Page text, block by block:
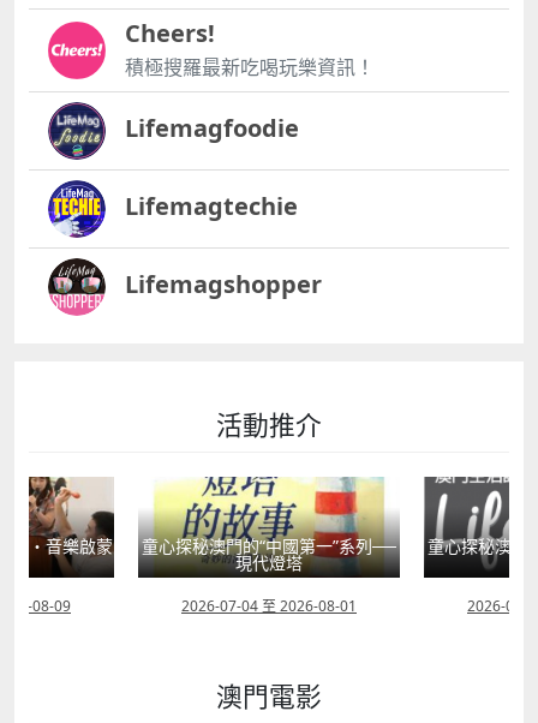
Cheers!
積極搜羅最新吃喝玩樂資訊！
Lifemagfoodie
Lifemagtechie
Lifemagshopper
活動推介
語・音樂啟蒙
08-09
童心探秘澳門的“中國第一”系列──
現代燈塔
2026-07-04 至 2026-08-01
童心探秘澳門
2026-07-
澳門電影